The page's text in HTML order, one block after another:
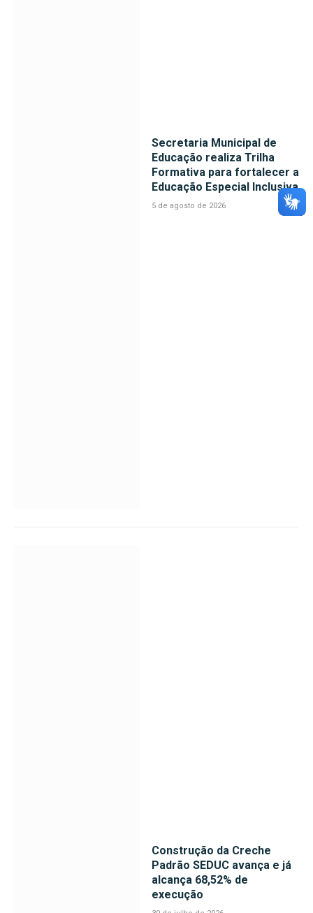
Secretaria Municipal de
Educação realiza Trilha
Formativa para fortalecer a
Educação Especial Inclusiva
5 de agosto de 2026
Construção da Creche
Padrão SEDUC avança e já
alcança 68,52% de
execução